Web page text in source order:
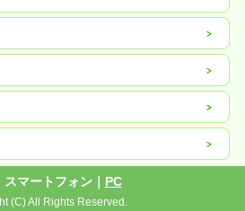
マートフォン｜ PC
(C) All Rights Reserved.